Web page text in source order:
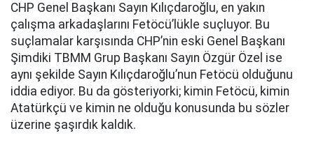
CHP Genel Başkanı Sayın Kılıçdaroğlu, en yakın
çalışma arkadaşlarını Fetöcü’lükle suçluyor. Bu
suçlamalar karşısında CHP’nin eski Genel Başkanı
Şimdiki TBMM Grup Başkanı Sayın Özgür Özel ise
aynı şekilde Sayın Kılıçdaroğlu’nun Fetöcü olduğunu
iddia ediyor. Bu da gösteriyorki; kimin Fetöcü, kimin
Atatürkçü ve kimin ne olduğu konusunda bu sözler
üzerine şaşırdık kaldık.